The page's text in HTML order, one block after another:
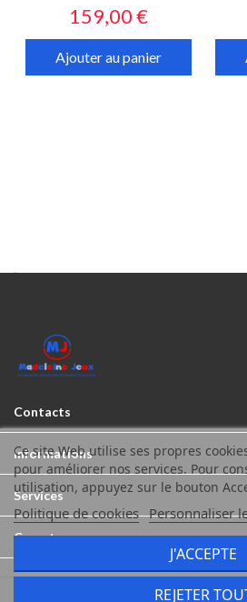
Prix
159,00 €
Ajouter au panier

Contacts
Ce site Web utilise ses propres
pour améliorer nos services. Pour
utilisation, appuyez sur le bouton
Politique de cookies Personnaliser
REJETER
J'ACCEPTE
Informations
Services
Compte
Madeleine Jeux © Tous droits